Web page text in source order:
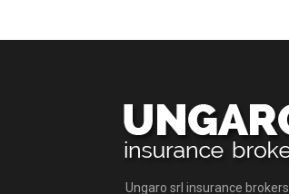
Ungaro srl insurance brokers